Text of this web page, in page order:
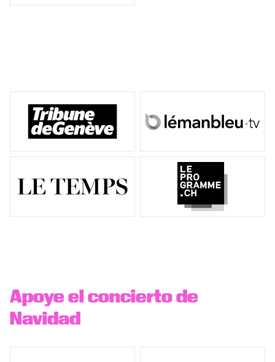
Apoye el concierto de
Navidad